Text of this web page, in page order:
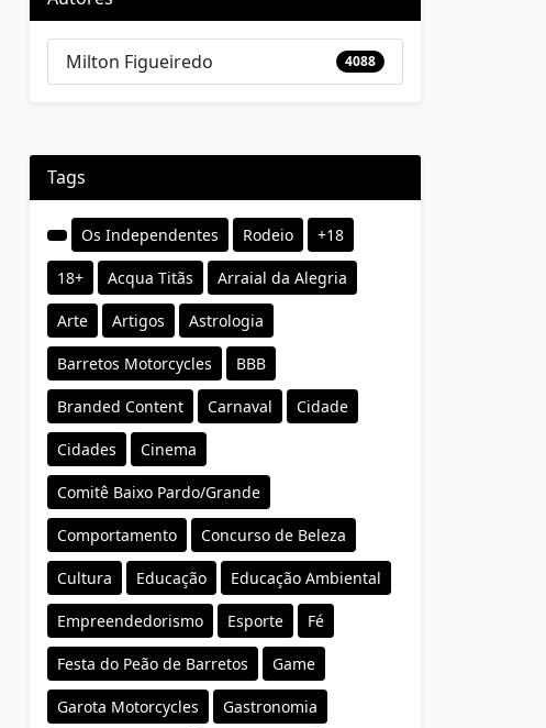
Milton Figueiredo 4088
Tags
Os Independentes Rodeio +18
18+ Acqua Titãs Arraial da Alegria
Arte Artigos Astrologia
Barretos Motorcycles BBB
Branded Content Carnaval Cidade
Cidades Cinema
Comitê Baixo Pardo/Grande
Comportamento Concurso de Beleza
Cultura Educação Educação Ambiental
Empreendedorismo Esporte Fé
Festa do Peão de Barretos Game
Garota Motorcycles Gastronomia